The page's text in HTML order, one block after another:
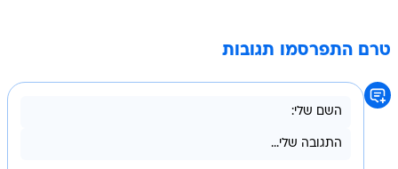
טרם התפרסמו תגובות